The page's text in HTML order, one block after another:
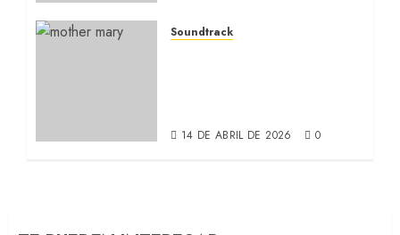
Soundtrack
14 DE ABRIL DE 2026 0